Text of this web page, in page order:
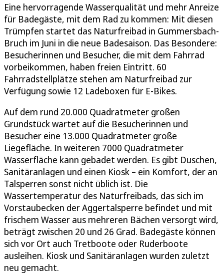
Eine hervorragende Wasserqualität und mehr Anreize
für Badegäste, mit dem Rad zu kommen: Mit diesen
Trümpfen startet das Naturfreibad in Gummersbach-
Bruch im Juni in die neue Badesaison. Das Besondere:
Besucherinnen und Besucher, die mit dem Fahrrad
vorbeikommen, haben freien Eintritt. 60
Fahrradstellplätze stehen am Naturfreibad zur
Verfügung sowie 12 Ladeboxen für E-Bikes.
Auf dem rund 20.000 Quadratmeter großen
Grundstück wartet auf die Besucherinnen und
Besucher eine 13.000 Quadratmeter große
Liegefläche. In weiteren 7000 Quadratmeter
Wasserfläche kann gebadet werden. Es gibt Duschen,
Sanitäranlagen und einen Kiosk – ein Komfort, der an
Talsperren sonst nicht üblich ist. Die
Wassertemperatur des Naturfreibads, das sich im
Vorstaubecken der Aggertalsperre befindet und mit
frischem Wasser aus mehreren Bächen versorgt wird,
beträgt zwischen 20 und 26 Grad. Badegäste können
sich vor Ort auch Tretboote oder Ruderboote
ausleihen. Kiosk und Sanitäranlagen wurden zuletzt
neu gemacht.